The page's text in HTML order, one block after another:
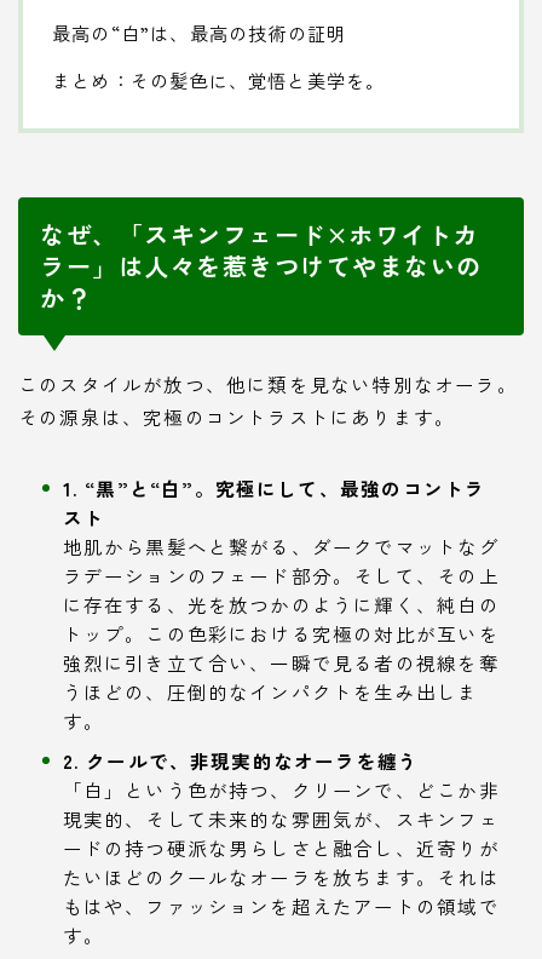
最高の“白”は、最高の技術の証明
まとめ：その髪色に、覚悟と美学を。
なぜ、「スキンフェード×ホワイトカ
ラー」は人々を惹きつけてやまないの
か？
このスタイルが放つ、他に類を見ない特別なオーラ。
その源泉は、究極のコントラストにあります。
1. “黒”と“白”。究極にして、最強のコントラ
スト
地肌から黒髪へと繋がる、ダークでマットなグ
ラデーションのフェード部分。そして、その上
に存在する、光を放つかのように輝く、純白の
トップ。この色彩における究極の対比が互いを
強烈に引き立て合い、一瞬で見る者の視線を奪
うほどの、圧倒的なインパクトを生み出しま
す。
2. クールで、非現実的なオーラを纏う
「白」という色が持つ、クリーンで、どこか非
現実的、そして未来的な雰囲気が、スキンフェ
ードの持つ硬派な男らしさと融合し、近寄りが
たいほどのクールなオーラを放ちます。それは
もはや、ファッションを超えたアートの領域で
す。